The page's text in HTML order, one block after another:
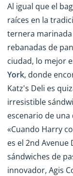
Al igual que el
raíces en la
ternera
rebanadas de
ciudad, lo mejor
York, donde
Katz's Deli es
irresistible
escenario de una
«Cuando Harry
es el 2nd
sándwiches de
innovador, Agis